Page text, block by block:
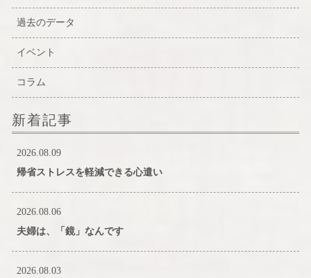
過去のデータ
イベント
コラム
新着記事
2026.08.09
帰省ストレスを軽減できる心遣い
2026.08.06
夫婦は、「鏡」なんです
2026.08.03